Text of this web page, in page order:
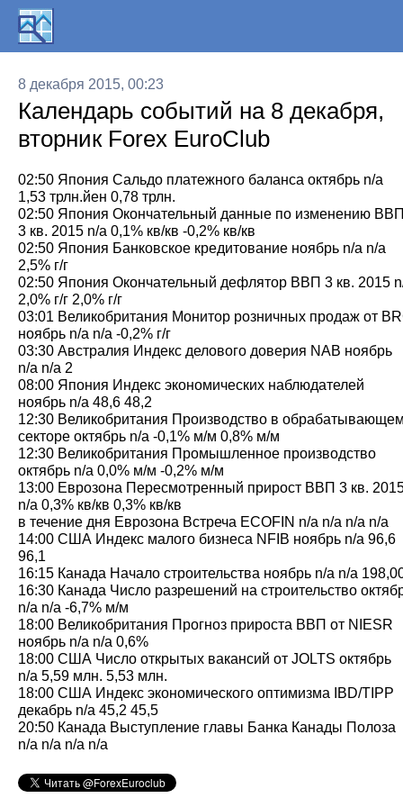
8 декабря 2015, 00:23
Календарь событий на 8 декабря,
вторник Forex EuroClub
02:50 Япония Сальдо платежного баланса октябрь n/a
1,53 трлн.йен 0,78 трлн.
02:50 Япония Окончательный данные по изменению
3 кв. 2015 n/a 0,1% кв/кв -0,2% кв/кв
02:50 Япония Банковское кредитование ноябрь n/a n/a
2,5% г/г
02:50 Япония Окончательный дефлятор ВВП 3 кв. 2015
2,0% г/г 2,0% г/г
03:01 Великобритания Монитор розничных продаж от
ноябрь n/a n/a -0,2% г/г
03:30 Австралия Индекс делового доверия NAB ноябрь
n/a n/a 2
08:00 Япония Индекс экономических наблюдателей
ноябрь n/a 48,6 48,2
12:30 Великобритания Производство в
секторе октябрь n/a -0,1% м/м 0,8% м/м
12:30 Великобритания Промышленное производство
октябрь n/a 0,0% м/м -0,2% м/м
13:00 Еврозона Пересмотренный прирост ВВП 3 кв.
n/a 0,3% кв/кв 0,3% кв/кв
в течение дня Еврозона Встреча ECOFIN n/a n/a n/a n/a
14:00 США Индекс малого бизнеса NFIB ноябрь n/a 96,6
96,1
16:15 Канада Начало строительства ноябрь n/a n/a
16:30 Канада Число разрешений на строительство
n/a n/a -6,7% м/м
18:00 Великобритания Прогноз прироста ВВП от NIESR
ноябрь n/a n/a 0,6%
18:00 США Число открытых вакансий от JOLTS октябрь
n/a 5,59 млн. 5,53 млн.
18:00 США Индекс экономического оптимизма IBD/TIPP
декабрь n/a 45,2 45,5
20:50 Канада Выступление главы Банка Канады Полоза
n/a n/a n/a n/a